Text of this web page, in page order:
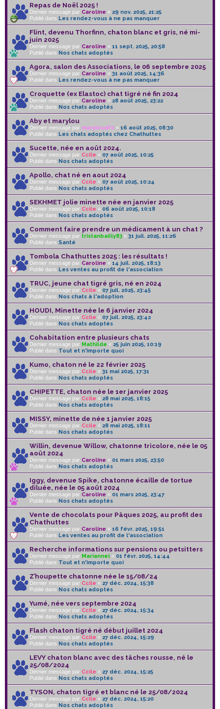
Repas de Noël 2025 !
Dernier message par Caroline « 29 nov. 2025, 21:25
Publié dans Les rendez-vous à ne pas manquer
Flint, devenu Thorfinn, chaton blanc et gris, né mi-
juin 2025
Dernier message par Caroline « 11 sept. 2025, 20:58
Publié dans Nos chats adoptés
Agora, salon des Associations, le 06 septembre 2025
Dernier message par Caroline « 31 août 2025, 14:36
Publié dans Les rendez-vous à ne pas manquer
Croquette (ex Elastoc) chat tigré né fin 2024
Dernier message par Caroline « 28 août 2025, 23:22
Publié dans Nos chats adoptés
Aby et marylou
Dernier message par maryloudfx « 16 août 2025, 08:30
Publié dans Les chats adoptés chez Chathuttes
Sucette, née en août 2024.
Dernier message par Ccile « 07 août 2025, 10:25
Publié dans Nos chats adoptés
Apollo, chat né en aout 2024
Dernier message par Ccile « 07 août 2025, 10:24
Publié dans Nos chats adoptés
SEKHMET jolie minette née en janvier 2025
Dernier message par Ccile « 06 août 2025, 10:18
Publié dans Nos chats adoptés
Comment faire prendre un médicament à un chat ?
Dernier message par tristanbailly83 « 31 juil. 2025, 11:26
Publié dans Santé
Tombola Chathuttes 2025 : les résultats !
Dernier message par Caroline « 14 juil. 2025, 18:13
Publié dans Les ventes au profit de l'association
TRUC, jeune chat tigré gris, né en 2024
Dernier message par Ccile « 07 juil. 2025, 23:45
Publié dans Nos chats à l'adoption
HOUDI, Minette née le 6 janvier 2024
Dernier message par Ccile « 07 juil. 2025, 23:42
Publié dans Nos chats adoptés
Cohabitation entre plusieurs chats
Dernier message par Mathilde « 25 juin 2025, 10:19
Publié dans Tout et n'importe quoi
Kumo, chaton né le 22 février 2025
Dernier message par Ccile « 31 mai 2025, 17:31
Publié dans Nos chats adoptés
CHIPETTE, chaton née le 1er janvier 2025
Dernier message par Ccile « 28 mai 2025, 18:15
Publié dans Nos chats adoptés
MISSY, minette de née 1 janvier 2025
Dernier message par Ccile « 28 mai 2025, 18:11
Publié dans Nos chats adoptés
Willin, devenue Willow, chatonne tricolore, née le 05
août 2024
Dernier message par Caroline « 01 mars 2025, 23:50
Publié dans Nos chats adoptés
Iggy, devenue Spike, chatonne écaille de tortue
diluée, née le 05 août 2024
Dernier message par Caroline « 01 mars 2025, 23:47
Publié dans Nos chats adoptés
Vente de chocolats pour Pâques 2025, au profit des
Chathuttes
Dernier message par Caroline « 16 févr. 2025, 19:51
Publié dans Les ventes au profit de l'association
Recherche informations sur pensions ou petsitters
Dernier message par Mariannel « 01 févr. 2025, 14:44
Publié dans Tout et n'importe quoi
Z’houpette chatonne née le 15/08/24
Dernier message par Ccile « 27 déc. 2024, 15:38
Publié dans Nos chats adoptés
Yumé, née vers septembre 2024
Dernier message par Ccile « 27 déc. 2024, 15:34
Publié dans Nos chats adoptés
Flash chaton tigré né début juillet 2024
Dernier message par Ccile « 27 déc. 2024, 15:29
Publié dans Nos chats adoptés
LEVY chaton blanc avec des tâches rousse, né le
25/08/2024
Dernier message par Ccile « 27 déc. 2024, 15:25
Publié dans Nos chats adoptés
TYSON, chaton tigré et blanc né le 25/08/2024
Dernier message par Ccile « 27 déc. 2024, 15:20
Publié dans Nos chats adoptés